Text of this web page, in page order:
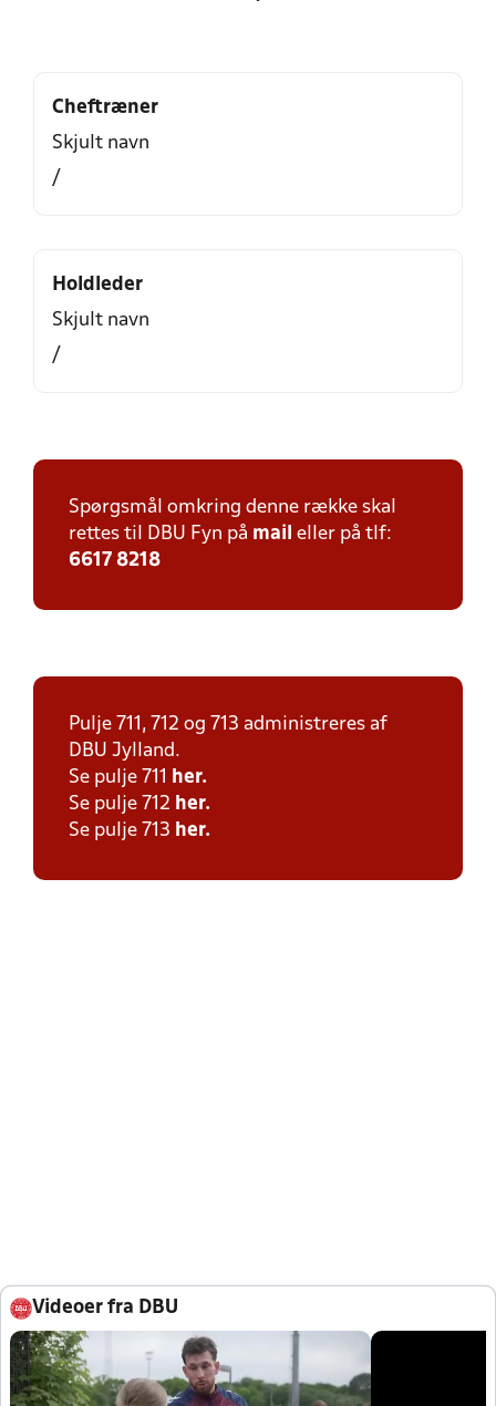
Cheftræner
Skjult navn
/
Holdleder
Skjult navn
/
Spørgsmål omkring denne række skal
rettes til DBU Fyn på mail eller på tlf:
6617 8218
Pulje 711, 712 og 713 administreres af
DBU Jylland.
Se pulje 711
her.
Se pulje 712 her.
Se pulje 713 her.
Videoer fra DBU